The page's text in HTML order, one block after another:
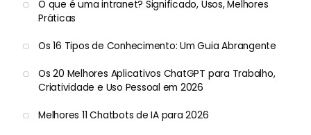
O que é uma intranet? Significado, Usos, Melhores
Práticas
Os 16 Tipos de Conhecimento: Um Guia Abrangente
Os 20 Melhores Aplicativos ChatGPT para Trabalho,
Criatividade e Uso Pessoal em 2026
Melhores 11 Chatbots de IA para 2026